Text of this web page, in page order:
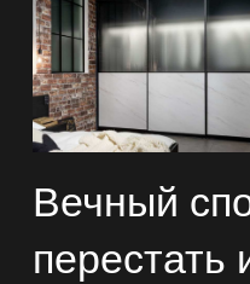
Вечный
перестать